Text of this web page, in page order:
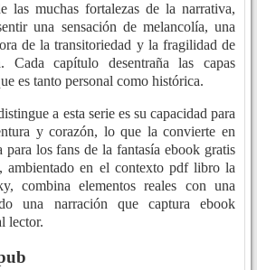
las muchas fortalezas de la narrativa,
una sensación de melancolía, una
de la transitoriedad y la fragilidad de
Cada capítulo desentraña las capas
es tanto personal como histórica.
a esta serie es su capacidad para
y corazón, lo que la convierte en
para los fans de la fantasía ebook gratis
ambientado en el contexto pdf libro la
combina elementos reales con una
una narración que captura ebook
lector.